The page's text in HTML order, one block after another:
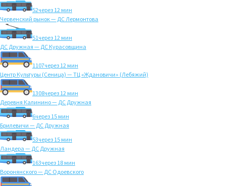
52через 12 мин
Червенский рынок — ДС Лермонтова
51через 12 мин
ДС Дружная — ДС Курасовщина
1107через 12 мин
Центр Культуры (Сеница) — ТЦ «Ждановичи» (Лебяжий)
1308через 12 мин
Деревня Калинино — ДС Дружная
6через 15 мин
Брилевичи — ДС Дружная
53через 15 мин
Ландера — ДС Дружная
163через 18 мин
Воронянского — ДС Одоевского